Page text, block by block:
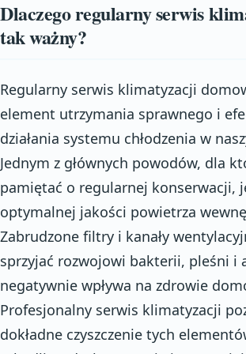
Dlaczego regularny serwis
tak ważny?
Regularny serwis klimatyzacji
element utrzymania sprawnego i
działania systemu chłodzenia w
Jednym z głównych powodów, dla
pamiętać o regularnej konserwacji,
optymalnej jakości powietrza
Zabrudzone filtry i kanały
sprzyjać rozwojowi bakterii, pleśni i
negatywnie wpływa na zdrowie
Profesjonalny serwis klimatyzacji
dokładne czyszczenie tych